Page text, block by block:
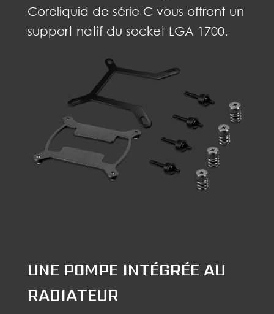
Coreliquid de série C vous offrent un
support natif du socket LGA 1700.
UNE POMPE INTÉGRÉE AU
RADIATEUR